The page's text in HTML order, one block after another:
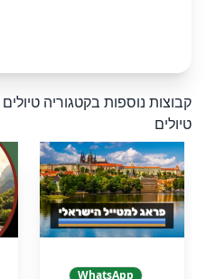
קבוצות נוספות בקטגוריה טיולים
טיולים
WhatsApp